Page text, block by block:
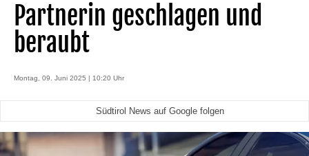
Partnerin geschlagen und
beraubt
Montag, 09. Juni 2025 | 10:20 Uhr
Südtirol News auf Google folgen